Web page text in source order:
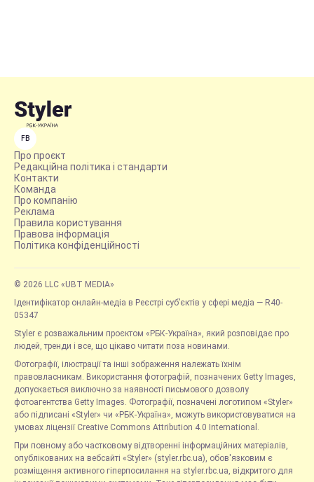
FB
Про проєкт
Редакційна політика і стандарти
Контакти
Команда
Про компанію
Реклама
Правила користування
Правова інформація
Політика конфіденційності
© 2026 LLC «UBT MEDIA»
Ідентифікатор онлайн-медіа в Реєстрі суб’єктів у сфері медіа — R40-
05347
Styler є розважальним проєктом «РБК-Україна», який розповідає про
людей, тренди і все, що цікаво читати поза новинами.
Фотографії, ілюстрації та інші зображення належать їхнім
правовласникам. Використання фотографій, позначених Getty Images,
допускається виключно за наявності письмового дозволу
фотоагентства Getty Images. Фотографії, позначені логотипом «Styler»
або підписані «Styler» чи «РБК-Україна», можуть використовуватися на
умовах ліцензії Creative Commons Attribution 4.0 International.
При повному або частковому відтворенні інформаційних матеріалів,
опублікованих на вебсайті «Styler» (styler.rbc.ua), обов'язковим є
розміщення активного гіперпосилання на styler.rbc.ua, відкритого для